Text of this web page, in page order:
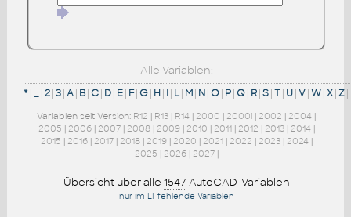
Alle Variablen:
*| _|2|3|A| B|C| D| E| F|G| H | I| L| M| N|O| P|Q| R|S|T| U|V|W|X|Z|
Variablen seit Version: R12 | R13 | R14 | 2000 | 2000i | 2002 | 2004 |
2005 | 2006| 2007| 2008| 2009| 2010 | 2011| 2012 | 2013| 2014|
2015 | 2016| 2017| 2018| 2019| 2020 | 2021| 2022 | 2023| 2024|
2025 | 2026| 2027|
Übersicht über alle 1547 AutoCAD-Variablen
nur im LT fehlende Variablen